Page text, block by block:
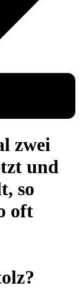
zwei
und
so
oft